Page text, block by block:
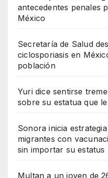
antecedentes penales
México
Secretaría de Salud
ciclosporiasis en
población
Yuri dice sentirse
sobre su estatua que
Sonora inicia
migrantes con
sin importar su estatus
Multan a un joven de